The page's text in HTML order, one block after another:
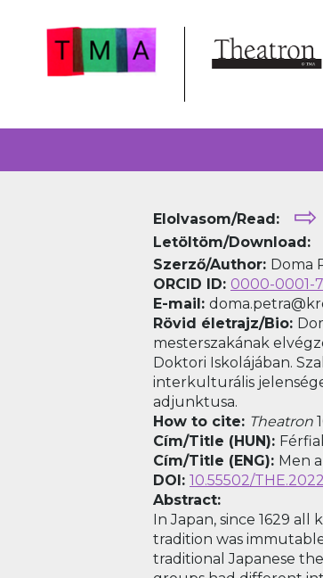
Elolvasom/Read: ⇨
Letöltöm/Download:
Szerző/Author: Doma
ORCID ID: 0000-0001-
E-mail:
Rövid életrajz/Bio:
mesterszakának
Doktori Iskolájában.
interkulturális
adjunktusa.
How to cite: Theatron
Cím/Title (HUN):
Cím/Title (ENG): Men
DOI: 10.55502/
Abstract:
In Japan, since 1629
tradition was
traditional Japanese